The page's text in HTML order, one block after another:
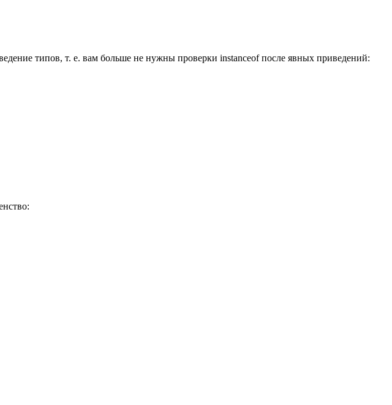
типов, т. е. вам больше не нужны проверки instanceof после явных приведений: